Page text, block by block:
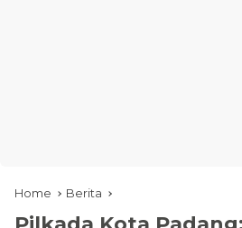
Home Berita